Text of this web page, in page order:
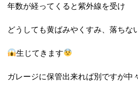
年数が経ってくると紫外線を受け
どうしても黄ばみやくすみ、落ちな
生じてきます
ガレージに保管出来れば別ですが中